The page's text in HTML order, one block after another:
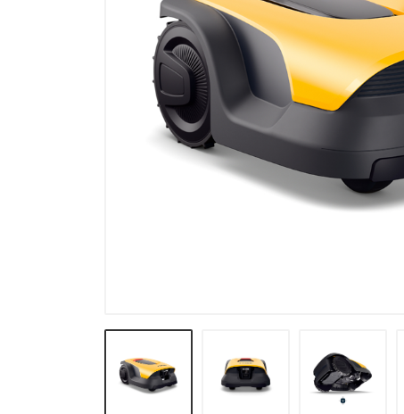
Tilhengere og transport
Verneutstyr og fritid
Andre varegrupper